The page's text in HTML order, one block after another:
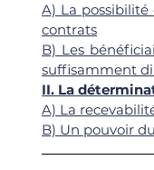
A) La
contrats
B) Les
suffisamment
II. La
A) La
B) Un pouvoir